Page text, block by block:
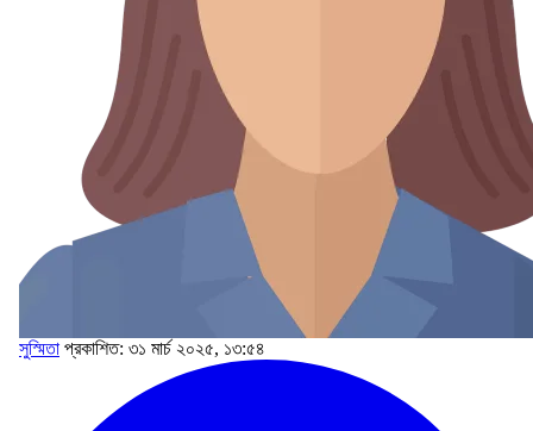
সুস্মিতা প্রকাশিত: ৩১ মার্চ ২০২৫, ১৩:৫৪